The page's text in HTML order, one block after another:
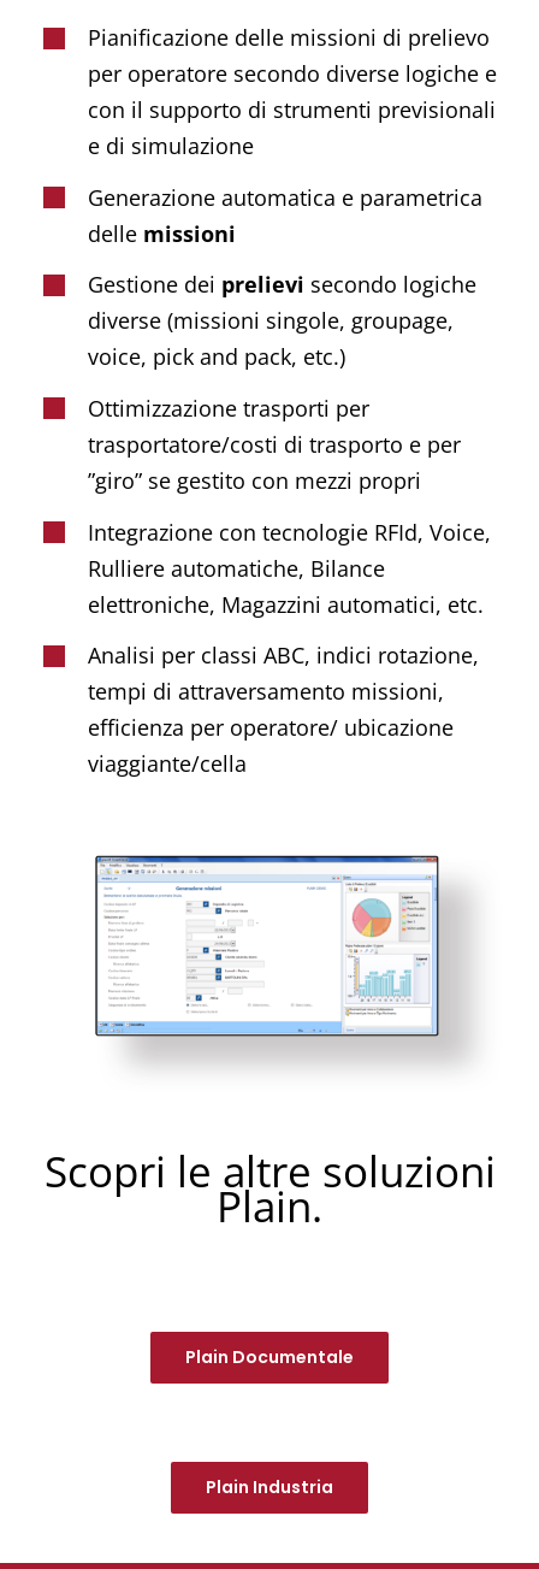
Pianificazione delle missioni di prelievo
per operatore secondo diverse logiche e
con il supporto di strumenti previsionali
e di simulazione
Generazione automatica e parametrica
delle missioni
Gestione dei prelievi secondo logiche
diverse (missioni singole, groupage,
voice, pick and pack, etc.)
Ottimizzazione trasporti per
trasportatore/costi di trasporto e per
”giro” se gestito con mezzi propri
Integrazione con tecnologie RFId, Voice,
Rulliere automatiche, Bilance
elettroniche, Magazzini automatici, etc.
Analisi per classi ABC, indici rotazione,
tempi di attraversamento missioni,
efficienza per operatore/ ubicazione
viaggiante/cella
Scopri le altre soluzioni
Plain.
Plain Documentale
Plain Industria